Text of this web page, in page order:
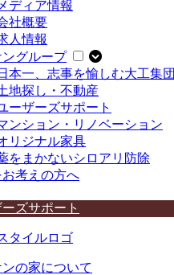
メディア情報
社概要
人情報
ングループ
本一、志事を愉しむ大工集団
地探し・不動産
ーザーズサポート
ンション・リノベーション
リジナル家具
をまかないシロアリ防除
考えの方へ
ズサポート
ンの家について